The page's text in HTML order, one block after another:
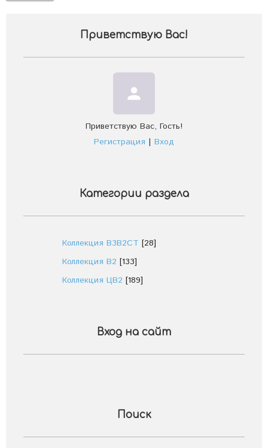
Приветствую Вас!
person
Приветствую Вас, Гость!
Регистрация | Вход
Категории раздела
Коллекция В3В2СТ [28]
Коллекция В2 [133]
Коллекция ЦВ2 [189]
Вход на сайт
Поиск